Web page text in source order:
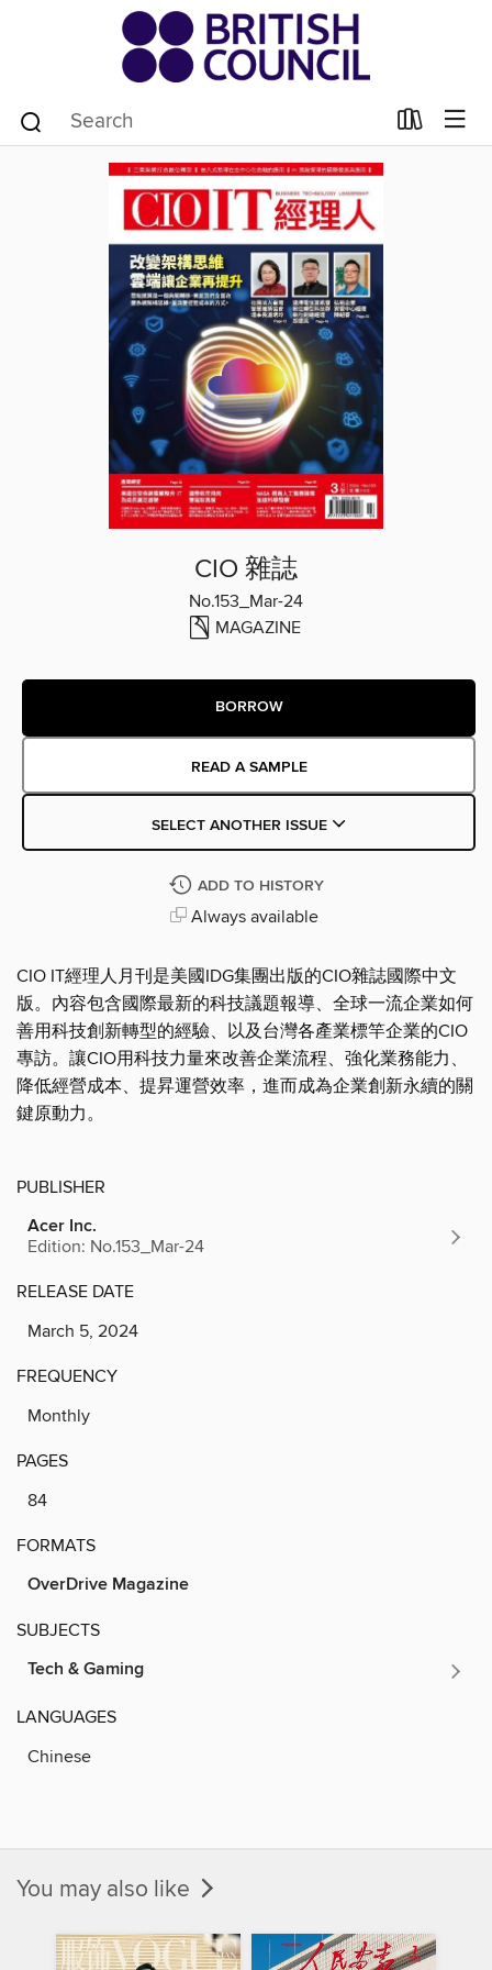
CIO 雜誌
No.153_Mar-24
MAGAZINE
BORROW
READ A SAMPLE
SELECT ANOTHER ISSUE
ADD TO HISTORY
Always available
CIO IT經理人月刊是美國IDG集團出版的CIO雜誌國際中文
版。內容包含國際最新的科技議題報導、全球一流企業如何
善用科技創新轉型的經驗、以及台灣各產業標竿企業的CIO
專訪。讓CIO用科技力量來改善企業流程、強化業務能力、
降低經營成本、提昇運營效率，進而成為企業創新永續的關
鍵原動力。
PUBLISHER
Acer Inc.
Edition: No.153_Mar-24
RELEASE DATE
March 5, 2024
FREQUENCY
Monthly
PAGES
84
FORMATS
OverDrive Magazine
SUBJECTS
Tech & Gaming
LANGUAGES
Chinese
You may also like